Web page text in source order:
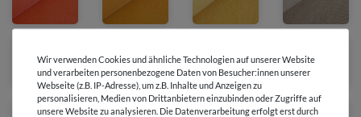
Wir verwenden Cookies und ähnliche Technologien auf unserer Website
und verarbeiten personenbezogene Daten von Besucher:innen unserer
Webseite (z.B. IP-Adresse), um z.B. Inhalte und Anzeigen zu
personalisieren, Medien von Drittanbietern einzubinden oder Zugriffe auf
unsere Website zu analysieren. Die Datenverarbeitung erfolgt erst durch